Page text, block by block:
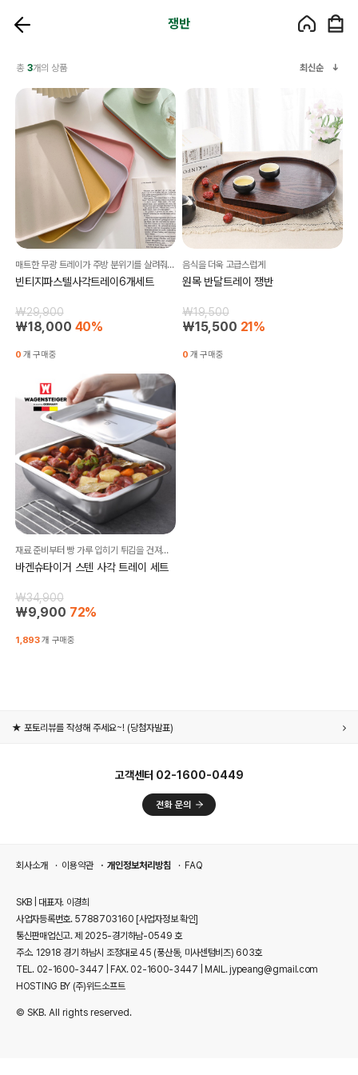
쟁반
총 3개의 상품 최신순
매트한 무광 트레이가 주방 분위기를 살려줘요!
빈티지파스텔사각트레이6개세트
₩29,900
₩18,000 40%
0 개 구매중
음식을 더욱 고급스럽게
원목 반달트레이 쟁반
₩19,500
₩15,500 21%
0 개 구매중
재료 준비부터 빵 가루 입히기 튀김을 건져내는 용도로 좋아요~~
바겐슈타이거 스텐 사각 트레이 세트
₩34,900
₩9,900 72%
1,893개 구매중
★ 포토리뷰를 작성해 주세요~! (당첨자발표)
고객센터 02-1600-0449
회사소개 이용약관 개인정보처리방침 FAQ
SKB | 대표자. 이경희
사업자등록번호. 5788703160 [사업자정보 확인]
통신판매업신고. 제 2025-경기하남-0549 호
주소. 12918 경기 하남시 조정대로 45 (풍산동, 미사센텀비즈) 603호
TEL. 02-1600-3447 | FAX. 02-1600-3447 | MAIL. jypeang@gmail.com
HOSTING BY (주)위드소프트
© SKB. All rights reserved.